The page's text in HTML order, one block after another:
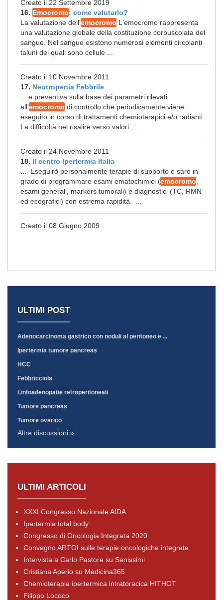
Creato il 22 Settembre 2019
16. Emocromo: come valutarlo?
La valutazione dell'emocromo L'emocromo rappresenta
una valutazione globale della costituzione corpuscolata del
sangue. Nel sangue esistono numerosi elementi circolanti
taluni dei quali sono cellule ...
Creato il 10 Novembre 2011
17. Neutropenia Febbrile
... e preventiva sulla base dei parametri rilevati
all'emocromo di controllo che periodicamente viene
eseguito in corso di trattamenti chemioterapici e/o radianti.
La difficoltà nel risalire verso valori ...
Creato il 24 Novembre 2011
18. Il centro Ipertermia Italia
... Eseguirò personalmente terapie di supporto e sarò in
grado di programmare esami ematochimici (emocromo
esami generali, markers tumorali) e diagnostici (TC, RMN
ed ecografici) con estrema rapidità. ...
Creato il 08 Giugno 2009
ULTIMI POST
Adenocarcinoma gastrico con noduli al peritoneo e ...
Ipertermia tumore pancreas
HCC
Febbricciola
Linfoadenopatie retroperitoneali
Tumore pancreas
Tumore ovarico
Altre discussioni »
ULTIMI ARTICOLI
XXXI Congresso Nazionale AIDA
Ipertermia total body
Congresso di Oncologia Integrata 2020
Convegno ARTOI sulle terapie oncologiche integrate
Intervista a Carlo Pastore su Sanissimi
Cristiana Aperio su Medicina365
Chemioterapia ipertermica intratoracica HITHOT
Filippo Lococo